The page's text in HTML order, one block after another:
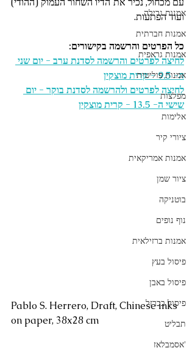
אמנות גרילה
אמנות חברתית
אמנות גראפית
אמנות פוליטית
מפלצות
אלימות
ציורי קיר
אמנות אמריקאית
ציור שמן
בוטניקה
נוף נופים
אמנות ברזילאית
פיסול בעץ
פיסול באבן
פיסול בברזל
תבליט
'אסמבלאז
ועוד הפתעות.
כל הפרטים והרשמה בקישורים:
לחיצה לפרטים והרשמה לסדנת ערב - יום שני
ה- 9.5 - קרית מוצקין
לחיצה לפרטים ולהרשמה לסדנת בוקר - יום
שישי ה- 13.5 - קרית מוצקין
Pablo S. Herrero, Draft, Chinese inks
on paper, 38x28 cm